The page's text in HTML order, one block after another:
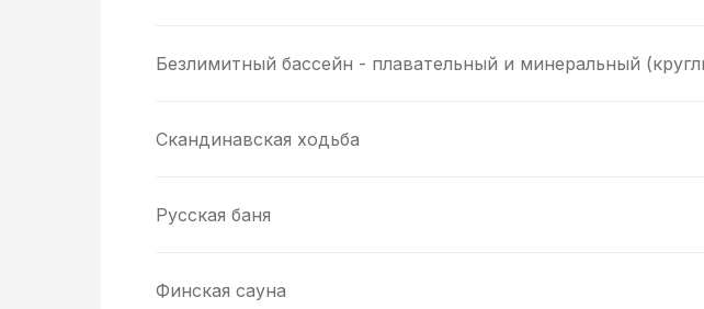
Безлимитный бассейн - плавательный и минеральный
Скандинавская ходьба
Русская баня
Финская сауна